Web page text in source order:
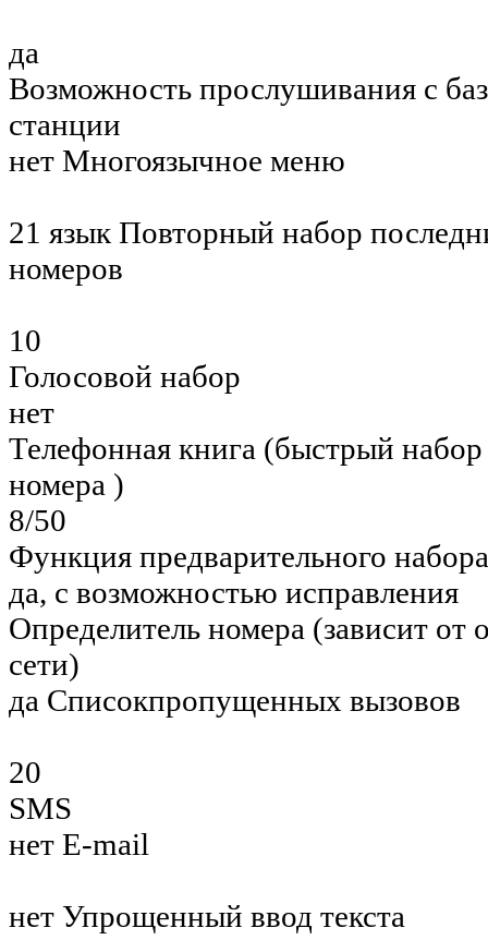
да
Возможность прослушивания с
станции
нет Многоязычное меню
21 язык Повторный набор
номеров
10
Голосовой набор
нет
Телефонная книга (быстрый
номера )
8/50
Функция предварительного набора
да, с возможностью исправления
Определитель номера (зависит от
сети)
да Списокпропущенных вызовов
20
SMS
нет E-mail
нет Упрощенный ввод текста